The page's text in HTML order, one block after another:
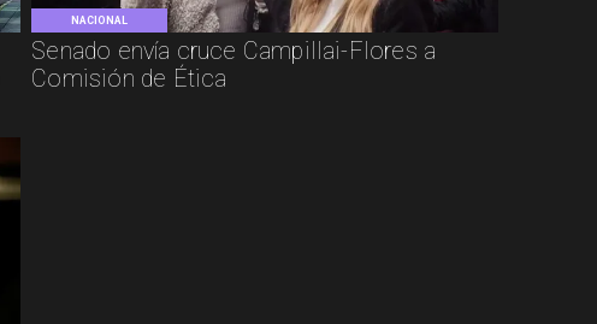
NACIONAL
Senado envía cruce Campillai-Flores a
Comisión de Ética